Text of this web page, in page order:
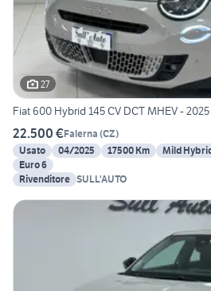
27
Fiat 600 Hybrid 145 CV DCT MHEV - 2025
22.500 €Falerna (CZ)
Usato
04/2025 17500 Km Mild
Euro 6
Rivenditore SULL'AUTO